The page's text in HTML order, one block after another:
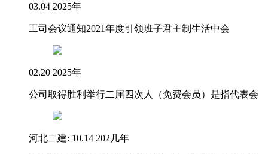
03.04 2025年
工司会议通知2021年度引领班子君主制生活中会
02.20 2025年
公司取得胜利举行二届四次人（免费会员）是指代表会
河北二建: 10.14 202几年